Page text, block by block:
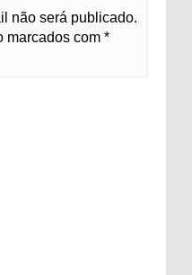
não será publicado.
marcados com *